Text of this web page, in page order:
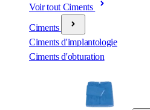
Voir tout Ciments
Ciments
Ciments d'implantologie
Ciments d'obturation